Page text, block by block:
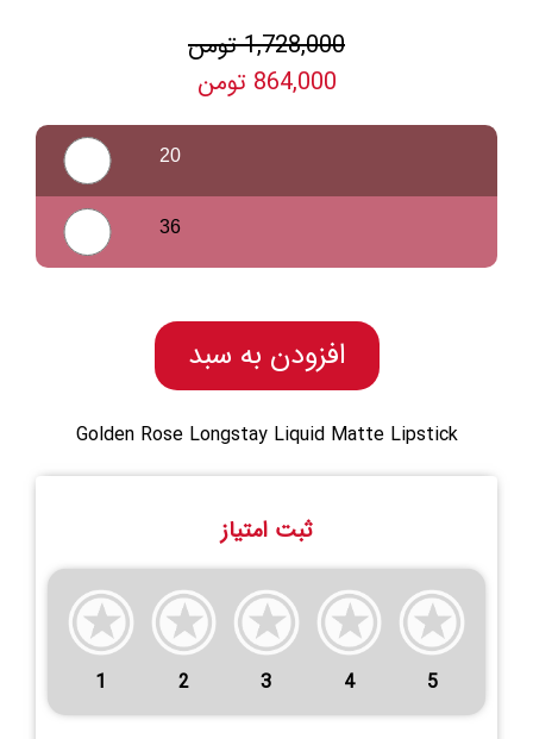
1,728,000 تومن
864,000 تومن
20
36
افزودن به سبد
Golden Rose Longstay Liquid Matte Lipstick
ثبت امتیاز
1 2 3 4 5